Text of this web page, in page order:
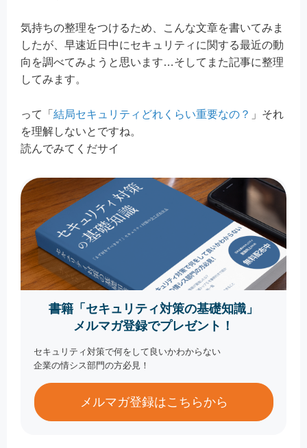
気持ちの整理をつけるため、こんな文章を書いてみま
したが、早速近日中にセキュリティに関する最近の動
向を調べてみようと思います…そしてまた記事に整理
してみます。
って「 結局セキュリティどれくらい重要なの？ 」それ
を理解しないとですね。
読んでみてくだサイ
書籍「セキュリティ対策の基礎知識」
メルマガ登録でプレゼント！
セキュリティ対策で何をして良いかわからない
企業の情シス部門の方必見！
メルマガ登録はこちらから